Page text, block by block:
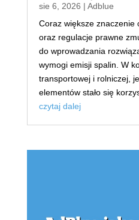
sie 6, 2026 | Adblue
Coraz większe znaczenie
oraz regulacje prawne
do wprowadzania
wymogi emisji spalin. W
transportowej i rolniczej,
elementów stało się
czytaj dalej